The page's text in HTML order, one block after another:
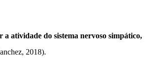
a atividade do sistema nervoso simpático,
2018).